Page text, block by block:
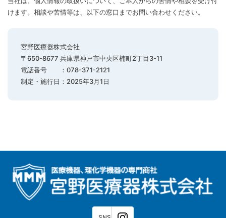
けます。相談や苦情等は、以下の窓口までお問い合わせください。
宮野医療器株式会社
〒650-8677 兵庫県神戸市中央区楠町2丁目3-11
電話番号 ：078-371-2121
制定・施行日：2025年3月1日